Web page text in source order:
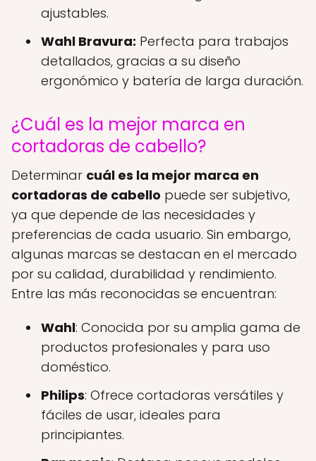
ajustables.
Wahl Bravura: Perfecta para trabajos
detallados, gracias a su diseño
ergonómico y batería de larga duración.
¿Cuál es la mejor marca en
cortadoras de cabello?
Determinar cuál es la mejor marca en
cortadoras de cabello puede ser subjetivo,
ya que depende de las necesidades y
preferencias de cada usuario. Sin embargo,
algunas marcas se destacan en el mercado
por su calidad, durabilidad y rendimiento.
Entre las más reconocidas se encuentran:
Wahl: Conocida por su amplia gama de
productos profesionales y para uso
doméstico.
Philips: Ofrece cortadoras versátiles y
fáciles de usar, ideales para
principiantes.